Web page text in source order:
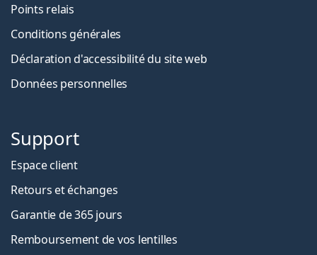
Points relais
Conditions générales
Déclaration d'accessibilité du site web
Données personnelles
Support
Espace client
Retours et échanges
Garantie de 365 jours
Remboursement de vos lentilles